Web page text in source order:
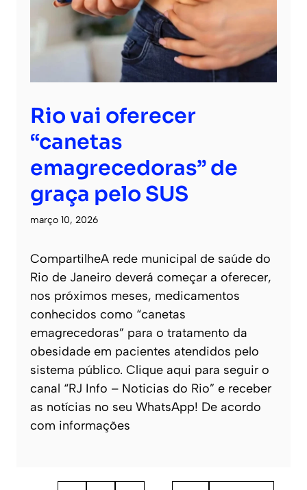
Rio vai oferecer
“canetas
emagrecedoras” de
graça pelo SUS
março 10, 2026
CompartilheA rede municipal de saúde do
Rio de Janeiro deverá começar a oferecer,
nos próximos meses, medicamentos
conhecidos como “canetas
emagrecedoras” para o tratamento da
obesidade em pacientes atendidos pelo
sistema público. Clique aqui para seguir o
canal “RJ Info – Noticias do Rio” e receber
as notícias no seu WhatsApp! De acordo
com informações